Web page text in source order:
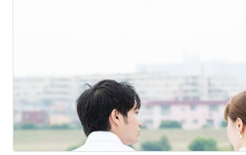
結婚を尋ねた40代男性の言葉
Amebaトピックス 1日前
記事を読む